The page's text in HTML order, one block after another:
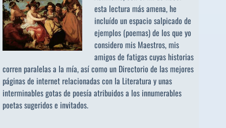
esta lectura más amena, he
incluído un espacio salpicado de
ejemplos (poemas) de los que yo
considero mis Maestros, mis
amigos de fatigas cuyas historias
corren paralelas a la mía, así como un Directorio de las mejores
páginas de internet relacionadas con la Literatura y unas
interminables gotas de poesía atribuidos a los innumerables
poetas sugeridose invitados.